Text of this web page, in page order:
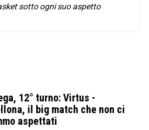
sotto ogni suo aspetto
12° turno: Virtus -
il big match che non ci
aspettati